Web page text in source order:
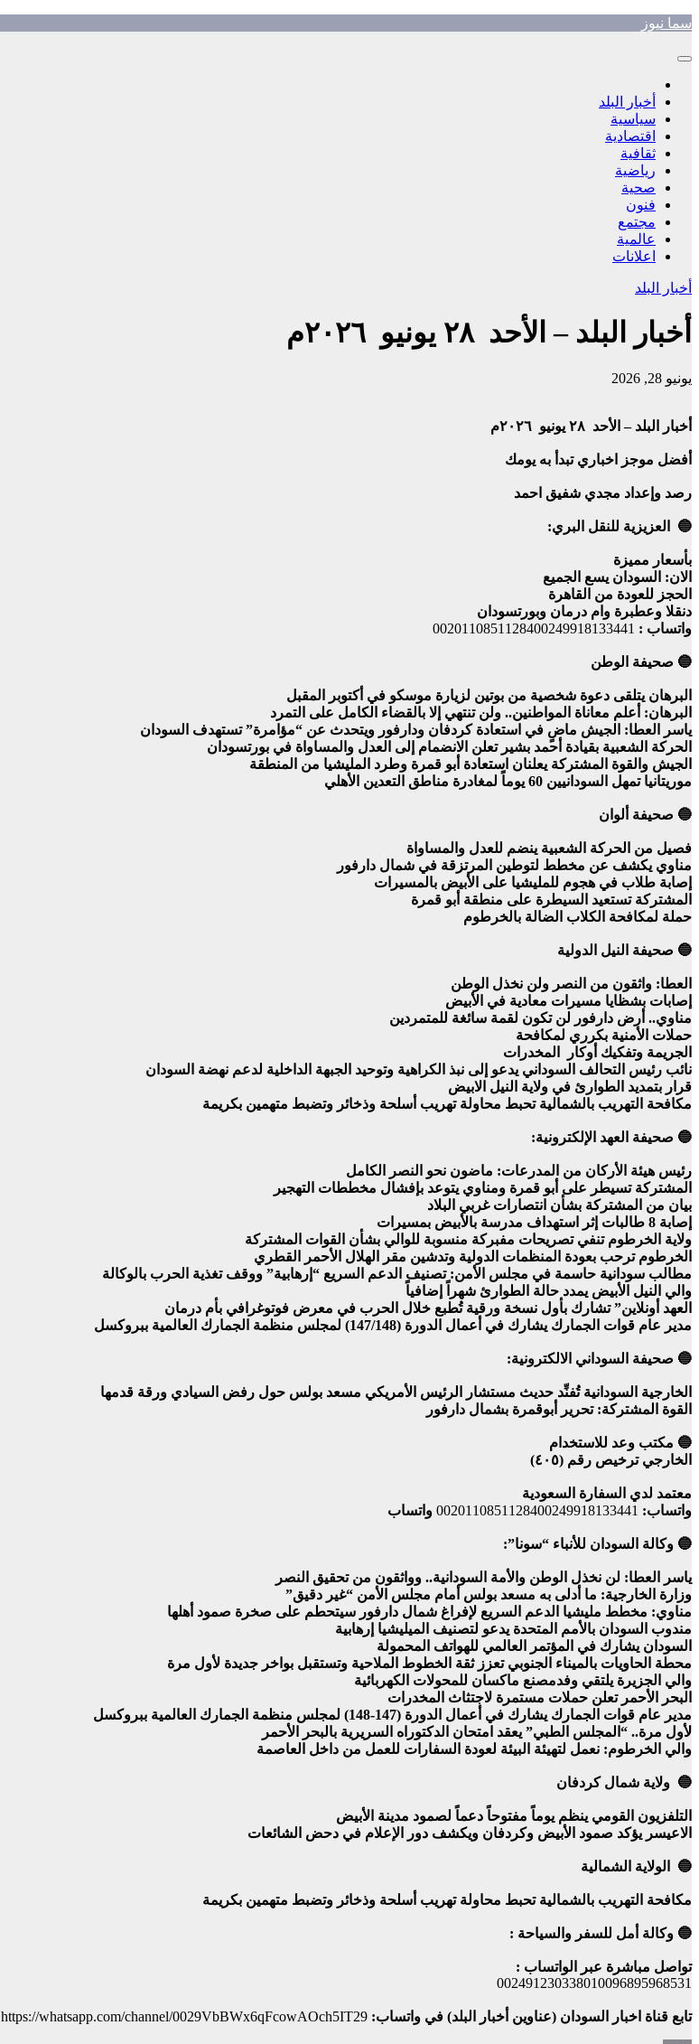
Skip
content
سما نيوز
أخبار البلد
سياسية
اقتصادية
ثقافية
رياضية
صحية
فنون
مجتمع
عالمية
اعلانات
أخبار البلد
أخبار البلد – الأحد ٢٨ يونيو ٢٠٢٦م
يونيو 28, 2026
أخبار البلد – الأحد ٢٨ يونيو ٢٠٢٦م
أفضل موجز اخباري تبدأ به يومك
رصد وإعداد مجدي شفيق احمد
🔵 العزيزية للنقل البري:
بأسعار مميزة
الان: السودان يسع الجميع
الحجز للعودة من القاهرة
دنقلا وعطبرة وام درمان وبورتسودان
واتساب : 0020110851128400249918133441
🔵 صحيفة الوطن
البرهان يتلقى دعوة شخصية من بوتين لزيارة موسكو في أكتوبر المقبل
البرهان: أعلم معاناة المواطنين.. ولن تنتهي إلا بالقضاء الكامل على التمرد
ياسر العطا: الجيش ماضٍ في استعادة كردفان ودارفور ويتحدث عن “مؤامرة” تستهدف السودان‏
الحركة الشعبية بقيادة أحمد بشير تعلن الانضمام إلى العدل والمساواة في بورتسودان
الجيش والقوة المشتركة يعلنان استعادة أبو قمرة وطرد المليشيا من المنطقة
موريتانيا تمهل السودانيين 60 يوماً لمغادرة مناطق التعدين الأهلي
🔵 صحيفة ألوان
فصيل من الحركة الشعبية ينضم للعدل والمساواة
مناوي يكشف عن مخطط لتوطين المرتزقة في شمال دارفور
إصابة طلاب في هجوم للمليشيا على الأبيض بالمسيرات
المشتركة تستعيد السيطرة على منطقة أبو قمرة
حملة لمكافحة الكلاب الضالة بالخرطوم
🔵 صحيفة النيل الدولية
العطا: واثقون من النصر ولن نخذل الوطن
إصابات بشظايا مسيرات معادية في الأبيض
مناوي.. أرض دارفور لن تكون لقمة سائغة للمتمردين
حملات الأمنية بكرري لمكافحة
الجريمة وتفكيك أوكار المخدرات
نائب رئيس التحالف السوداني يدعو إلى نبذ الكراهية وتوحيد الجبهة الداخلية لدعم نهضة السودان
قرار بتمديد الطوارئ في ولاية النيل الابيض
مكافحة التهريب بالشمالية تحبط محاولة تهريب أسلحة وذخائر وتضبط متهمين بكريمة
🔵 صحيفة العهد الإلكترونية:
رئيس هيئة الأركان من المدرعات: ماضون نحو النصر الكامل
المشتركة تسيطر على أبو قمرة ومناوي يتوعد بإفشال مخططات التهجير
بيان من المشتركة بشأن انتصارات غربي البلاد
إصابة 8 طالبات إثر استهداف مدرسة بالأبيض بمسيرات
ولاية الخرطوم تنفي تصريحات مفبركة منسوبة للوالي بشأن القوات المشتركة
الخرطوم ترحب بعودة المنظمات الدولية وتدشين مقر الهلال الأحمر القطري
مطالب سودانية حاسمة في مجلس الأمن: تصنيف الدعم السريع “إرهابية” ووقف تغذية الحرب بالوكالة
والي النيل الأبيض يمدد حالة الطوارئ شهراً إضافياً
العهد أونلاين” تشارك بأول نسخة ورقية تُطبع خلال الحرب في معرض فوتوغرافي بأم درمان
مدير عام قوات الجمارك يشارك في أعمال الدورة (147/148) لمجلس منظمة الجمارك العالمية ببروكسل
🔵 صحيفة السوداني الالكترونية:
الخارجية السودانية تُفنِّد حديث مستشار الرئيس الأمريكي مسعد بولس حول رفض السيادي ورقة قدمها
القوة المشتركة: تحرير أبوقمرة بشمال دارفور
🔵 مكتب وعد للاستخدام
الخارجي ترخيص رقم (٤٠٥)
معتمد لدي السفارة السعودية
واتساب: 0020110851128400249918133441 واتساب
🔵 وكالة السودان للأنباء “سونا”:
ياسر العطا: لن نخذل الوطن والأمة السودانية.. وواثقون من تحقيق النصر
وزارة الخارجية: ما أدلى به مسعد بولس أمام مجلس الأمن “غير دقيق”
مناوي: مخطط مليشيا الدعم السريع لإفراغ شمال دارفور سيتحطم على صخرة صمود أهلها
مندوب السودان بالأمم المتحدة يدعو لتصنيف الميليشيا إرهابية
السودان يشارك في المؤتمر العالمي للهواتف المحمولة
محطة الحاويات بالميناء الجنوبي تعزز ثقة الخطوط الملاحية وتستقبل بواخر جديدة لأول مرة
والي الجزيرة يلتقي وفدمصنع ماكسان للمحولات الكهربائية
البحر الأحمر تعلن حملات مستمرة لاجتثاث المخدرات
مدير عام قوات الجمارك يشارك في أعمال الدورة (147-148) لمجلس منظمة الجمارك العالمية ببروكسل
لأول مرة.. “المجلس الطبي” يعقد امتحان الدكتوراه السريرية بالبحر الأحمر
والي الخرطوم: نعمل لتهيئة البيئة لعودة السفارات للعمل من داخل العاصمة
🔵 ولاية شمال كردفان
التلفزيون القومي ينظم يوماً مفتوحاً دعماً لصمود مدينة الأبيض
الاعيسر يؤكد صمود الأبيض وكردفان ويكشف دور الإعلام في دحض الشائعات
🔵 الولاية الشمالية
مكافحة التهريب بالشمالية تحبط محاولة تهريب أسلحة وذخائر وتضبط متهمين بكريمة
🔵 وكالة أمل للسفر والسياحة :
تواصل مباشرة عبر الواتساب :
002491230338010096895968531
تابع قناة اخبار السودان (عناوين أخبار البلد) في واتساب: https://whatsapp.com/channel/0029VbBWx6qFcowAOch5IT29